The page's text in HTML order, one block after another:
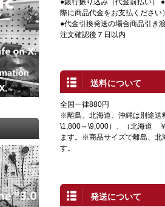
際に商品代金をお支払ください
●代金引換発送の場合商品引き
注文確認後７日以内
送料について
全国一律880円
※離島、北海道、沖縄は別途送
\1,800～\9,000）、（北海道
ます。※商品サイズで離島、北
す。
発送について